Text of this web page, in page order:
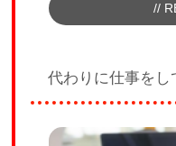
//
代わりに仕事をし